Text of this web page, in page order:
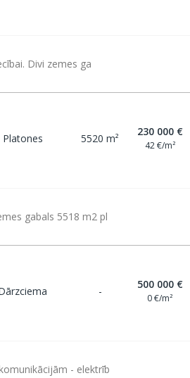
Divi zemes ga
Platones 5520 m²
230 000 €
42 €/m²
gabals 5518 m2 pl
-
500 000 €
0 €/m²
- elektrīb